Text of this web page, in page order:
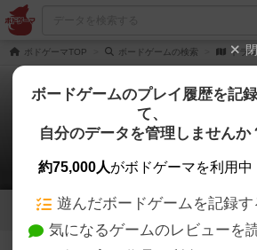
ボドゲーマTOP ボードゲームの検索 ドラ
ドラゴンズ・インタ
拡張/関連作品 0件
1 1
ボードゲームのプレイ履歴を記
て、
自分のデータを管理しませんか
約75,000人がボドゲーマを利用中
遊んだボードゲームを記録す
気になるゲームのレビューを